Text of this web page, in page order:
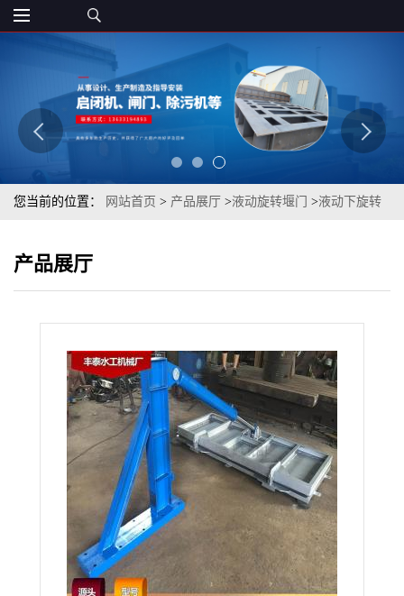
您当前的位置： 网站首页 > 产品展厅 >液动旋转堰门 >液动下旋转
产品展厅